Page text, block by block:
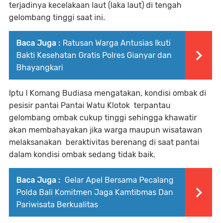
terjadinya kecelakaan laut (laka laut) di tengah
gelombang tinggi saat ini.
Baca Juga : Ratusan Warga Antusias Ikuti
Bakti Kesehatan Gratis Polres Gianyar dan
Bhayangkari
Iptu I Komang Budiasa mengatakan, kondisi ombak di
pesisir pantai Pantai Watu Klotok terpantau
gelombang ombak cukup tinggi sehingga khawatir
akan membahayakan jika warga maupun wisatawan
melaksanakan beraktivitas berenang di saat pantai
dalam kondisi ombak sedang tidak baik.
Baca Juga : Gelar Apel Bersama Pecalang
Polda Bali Komitmen Jaga Kamtibmas Dan
Pariwisata Berkualitas